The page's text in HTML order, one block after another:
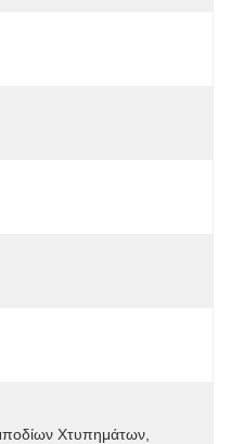
Χτυπημάτων